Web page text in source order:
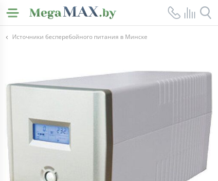
Источники бесперебойного питания в Минске